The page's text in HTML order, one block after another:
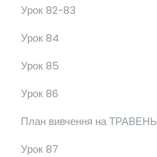
Урок 82-83
Урок 84
Урок 85
Урок 86
План вивчення на ТРАВЕНЬ
Урок 87